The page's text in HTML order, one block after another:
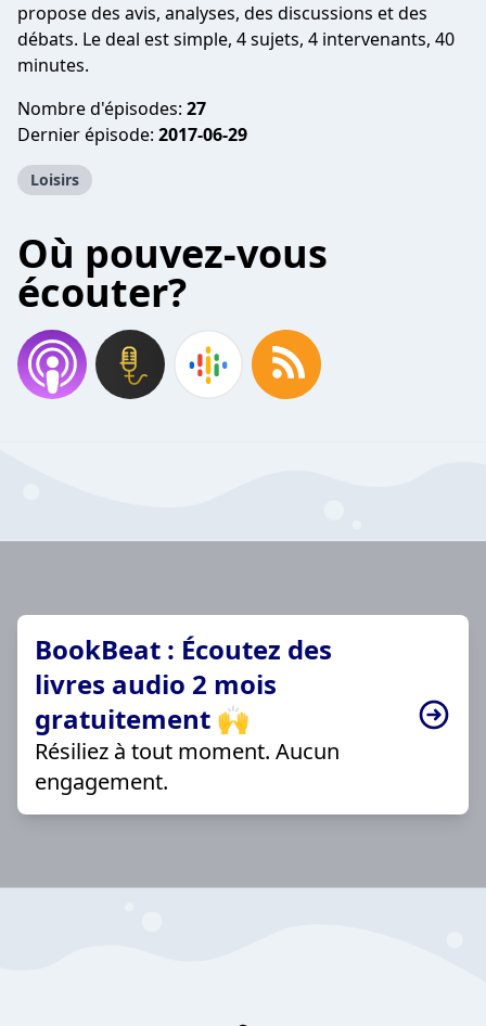
propose des avis, analyses, des discussions et des
débats. Le deal est simple, 4 sujets, 4 intervenants, 40
minutes.
Nombre d'épisodes: 27
Dernier épisode: 2017-06-29
Loisirs
Où pouvez-vous
écouter?
BookBeat : Écoutez des
livres audio 2 mois
gratuitement 🙌
Résiliez à tout moment. Aucun
engagement.